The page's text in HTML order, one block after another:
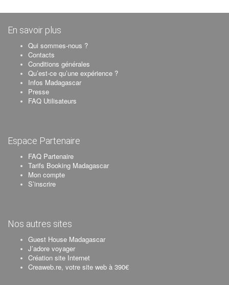
En savoir plus
Qui sommes-nous ?
Contacts
Conditions générales
Qu’est-ce qu’une expérience ?
Infos Madagascar
Presse
FAQ Utilisateurs
Espace Partenaire
FAQ Partenaire
Tarifs Booking Madagascar
Mon compte
S’inscrire
Nos autres sites
Guest House Madagascar
J’adore voyager
Création site Internet
Creaweb.re, votre site web à 390€